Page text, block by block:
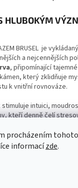
procházením
informacízde.
HLUBOKÝM
BRUSEL je vykládaný
a nejcennějších
, připomínající
který zklidňuje
k vnitřní rovnováze.
stimuluje intuici,
kteří denně čelí
je mimořádně
Pomáhá jim
: Modrý London topaz byl